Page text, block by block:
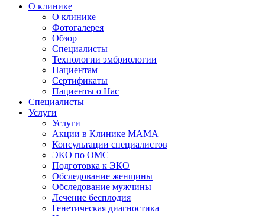
О клинике
О клинике
Фотогалерея
Обзор
Специалисты
Технологии эмбриологии
Пациентам
Сертификаты
Пациенты о Нас
Специалисты
Услуги
Услуги
Акции в Клинике МАМА
Консультации специалистов
ЭКО по ОМС
Подготовка к ЭКО
Обследование женщины
Обследование мужчины
Лечение бесплодия
Генетическая диагностика